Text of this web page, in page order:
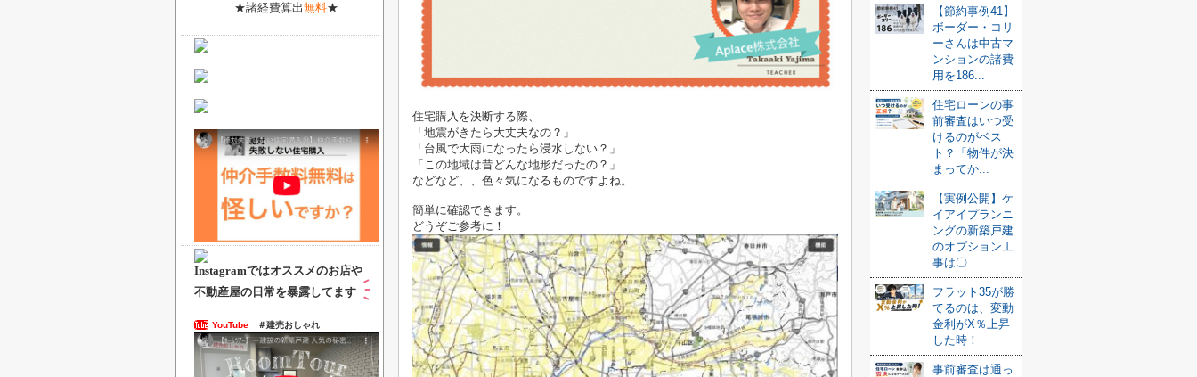
住宅購入を決断する際、
「地震がきたら大丈夫なの？」
「台風で大雨になったら浸水しない？」
「この地域は昔どんな地形だったの？」
などなど、、 色々気になるものですよね。
簡単に確認できます。
どうぞご参考に！
【節約事例41】
ボーダー・コリ
ーさんは中古マ
ンションの諸費
用を186...
住宅ローンの事
前審査はいつ受
けるのがベス
ト？「物件が決
まってか...
【実例公開】ケ
イアイプランニ
ングの新築戸建
のオプション工
事は〇...
フラット35が勝
てるのは、変動
金利がX％上昇
した時！
事前審査は通っ
★諸経費算出無料★
Instagramではオススメのお店や
不動産屋の日常を暴露してます
YouTube ＃建売おしゃれ